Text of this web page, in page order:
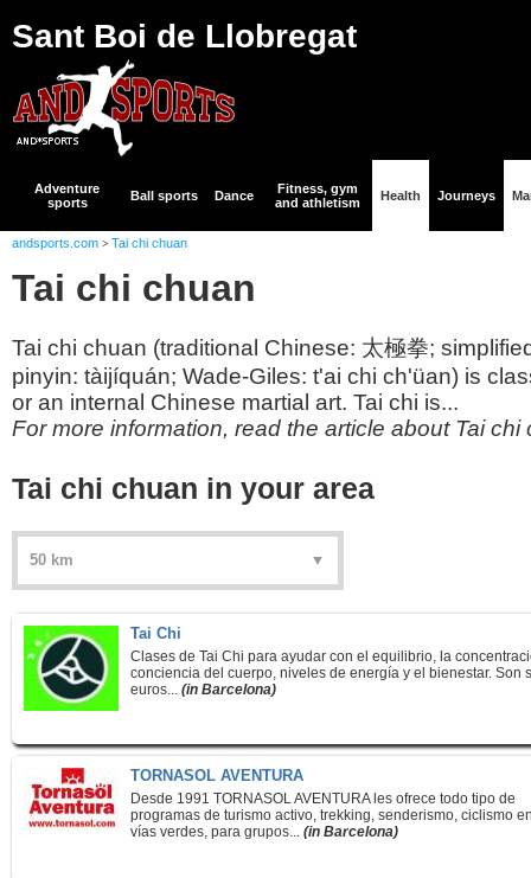
Sant Boi de Llobregat
Adventure
sports
Ball sports Dance
Fitness, gym
and athletism
Health Journeys
andsports.com > Tai chi chuan
Tai chi chuan
Tai chi chuan (traditional Chinese: 太極拳;
pinyin: tàijíquán; Wade-Giles: t'ai chi ch'üan) is
or an internal Chinese martial art. Tai chi is...
For more information, read the article about Tai
Tai chi chuan in your area
Tai Chi
Clases de Tai Chi para ayudar con el equilibrio, la
conciencia del cuerpo, niveles de energía y el bienestar. Son
euros... (in Barcelona)
TORNASOL AVENTURA
Desde 1991 TORNASOL AVENTURA les ofrece todo tipo de
programas de turismo activo, trekking, senderismo, ciclismo
vías verdes, para grupos... (in Barcelona)